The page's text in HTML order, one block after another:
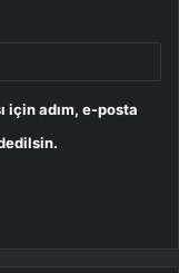
için adım, e-posta